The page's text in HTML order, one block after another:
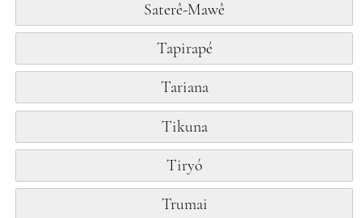
Saterê-Mawê
Tapirapé
Tariana
Tikuna
Tiryó
Trumai